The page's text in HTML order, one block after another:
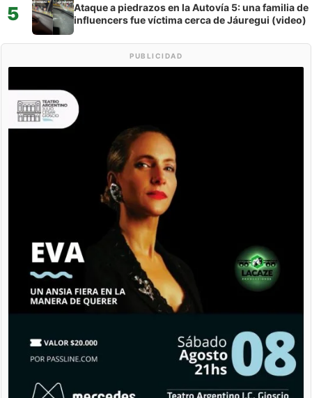
5
Ataque a piedrazos en la Autovía 5: una familia de
influencers fue víctima cerca de Jáuregui (video)
PUBLICIDAD